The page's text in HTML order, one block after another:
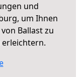
und
um Ihnen
Ballast zu